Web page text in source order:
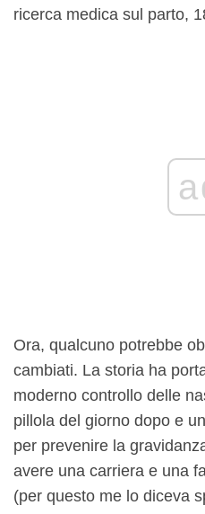
ricerca medica sul parto,
Ora, qualcuno potrebbe
cambiati. La storia ha
moderno controllo delle
pillola del giorno dopo e
per prevenire la
avere una carriera e una
(per questo me lo diceva